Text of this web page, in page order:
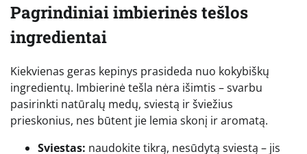
Pagrindiniai imbierinės tešlos
ingredientai
Kiekvienas geras kepinys prasideda nuo kokybiškų
ingredientų. Imbierinė tešla nėra išimtis – svarbu
pasirinkti natūralų medų, sviestą ir šviežius
prieskonius, nes būtent jie lemia skonį ir aromatą.
Sviestas: naudokite tikrą, nesūdytą sviestą – jis